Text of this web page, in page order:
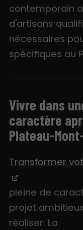
contemporain
d'artisans
nécessaires
spécifiques au
Vivre dans
caractère
Plateau-
Transformer
pleine de
projet
réaliser. La